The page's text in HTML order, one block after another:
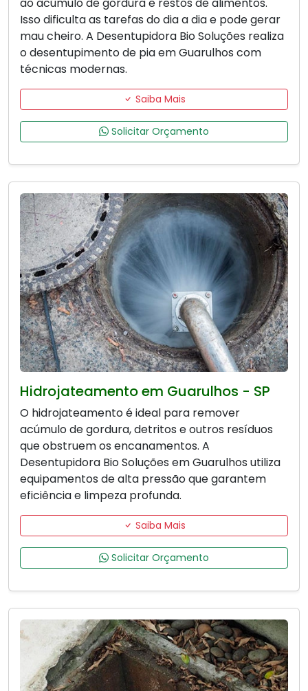
Isso dificulta as tarefas do dia a dia e pode gerar
mau cheiro. A Desentupidora Bio Soluções realiza
o desentupimento de pia em Guarulhos com
técnicas modernas.
Saiba Mais
Solicitar Orçamento
Hidrojateamento em Guarulhos - SP
O hidrojateamento é ideal para remover
acúmulo de gordura, detritos e outros resíduos
que obstruem os encanamentos. A
Desentupidora Bio Soluções em Guarulhos utiliza
equipamentos de alta pressão que garantem
eficiência e limpeza profunda.
Saiba Mais
Solicitar Orçamento